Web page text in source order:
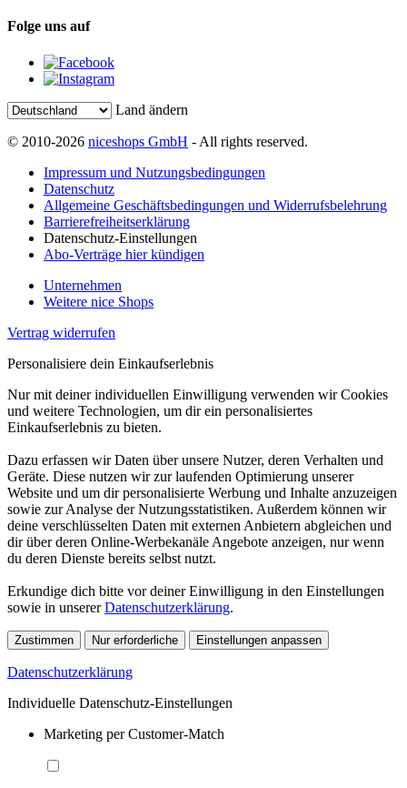
Folge uns auf
Land ändern
© 2010-2026 niceshops GmbH - All rights reserved.
Impressum und Nutzungsbedingungen
Datenschutz
Allgemeine Geschäftsbedingungen und Widerrufsbelehrung
Barrierefreiheitserklärung
Datenschutz-Einstellungen
Abo-Verträge hier kündigen
Unternehmen
Weitere nice Shops
Vertrag widerrufen
Personalisiere dein Einkaufserlebnis
Nur mit deiner individuellen Einwilligung verwenden wir Cookies
und weitere Technologien, um dir ein personalisiertes
Einkaufserlebnis zu bieten.
Dazu erfassen wir Daten über unsere Nutzer, deren Verhalten und
Geräte. Diese nutzen wir zur laufenden Optimierung unserer
Website und um dir personalisierte Werbung und Inhalte anzuzeigen
sowie zur Analyse der Nutzungsstatistiken. Außerdem können wir
deine verschlüsselten Daten mit externen Anbietern abgleichen und
dir über deren Online-Werbekanäle Angebote anzeigen, nur wenn
du deren Dienste bereits selbst nutzt.
Erkundige dich bitte vor deiner Einwilligung in den Einstellungen
sowie in unsererDatenschutzerklärung.
Zustimmen Nur erforderliche Einstellungen anpassen
Datenschutzerklärung
Individuelle Datenschutz-Einstellungen
Marketing per Customer-Match